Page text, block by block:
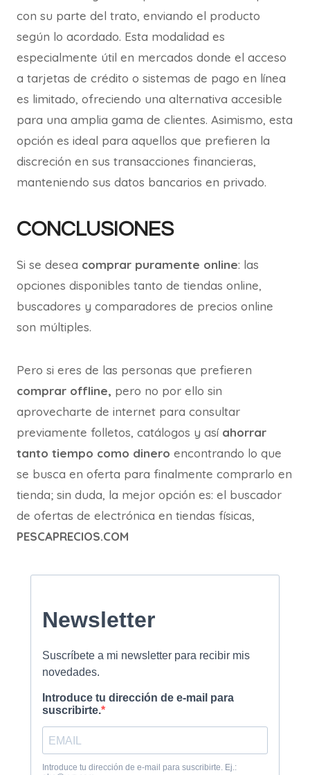
con su parte del trato, enviando el producto
según lo acordado. Esta modalidad es
especialmente útil en mercados donde el acceso
a tarjetas de crédito o sistemas de pago en línea
es limitado, ofreciendo una alternativa accesible
para una amplia gama de clientes. Asimismo, esta
opción es ideal para aquellos que prefieren la
discreción en sus transacciones financieras,
manteniendo sus datos bancarios en privado.
CONCLUSIONES
Si se desea comprar puramente online: las
opciones disponibles tanto de tiendas online,
buscadores y comparadores de precios online
son múltiples.
Pero si eres de las personas que prefieren
comprar offline, pero no por ello sin
aprovecharte de internet para consultar
previamente folletos, catálogos y así ahorrar
tanto tiempo como dinero encontrando lo que
se busca en oferta para finalmente comprarlo en
tienda; sin duda, la mejor opción es: el buscador
de ofertas de electrónica en tiendas físicas,
PESCAPRECIOS.COM